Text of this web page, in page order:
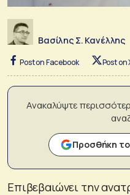
Βασίλης Σ. Κανέλλης
Post on Facebook Post on
Ανακαλύψτε
Προσθήκη
Επιβεβαιώνει την